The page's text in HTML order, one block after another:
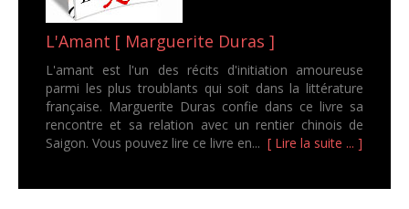
L'Amant [ Marguerite Duras ]
L'amant est l'un des récits d'initiation amoureuse
parmi les plus troublants qui soit dans la littérature
française. Marguerite Duras confie dans ce livre sa
rencontre et sa relation avec un rentier chinois de
Saigon. Vous pouvez lire ce livre en... [ Lire la suite ... ]